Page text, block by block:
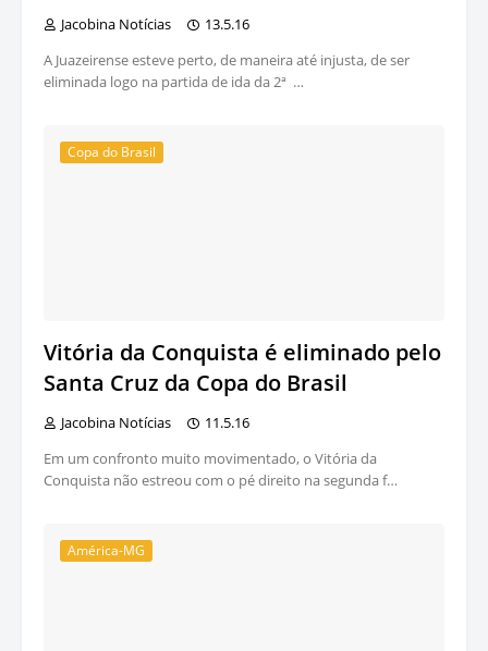
Jacobina Notícias
13.5.16
A Juazeirense esteve perto, de maneira até injusta, de ser
eliminada logo na partida de ida da 2ª …
Copa do Brasil
Vitória da Conquista é eliminado pelo
Santa Cruz da Copa do Brasil
Jacobina Notícias
11.5.16
Em um confronto muito movimentado, o Vitória da
Conquista não estreou com o pé direito na segunda f…
América-MG